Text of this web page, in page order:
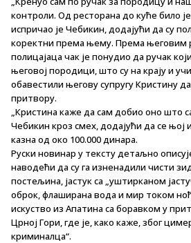
контроли. Од ресторана до куће било
испричао је Чебикин, додајући да су
коректни према њему. Према његовим
полицајаца чак је понудио да ручак
његовој породици, што су на крају и
обавестили његову супругу Кристину
притвору.
„Кристина каже да сам добио оно што
Чебикин кроз смех, додајући да се њој
казна од око 100.000 динара.
Руски новинар у тексту детаљно
наводећи да су га изненадили чисти
постељина, јастук са „уштирканом
оброк, флаширана вода и мир током
искуство из Апатина са боравком у
Црној Гори, где је, како каже, због
криминалца“.